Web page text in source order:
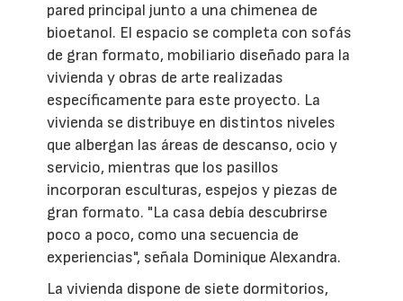
pared principal junto a una chimenea de
bioetanol. El espacio se completa con sofás
de gran formato, mobiliario diseñado para la
vivienda y obras de arte realizadas
específicamente para este proyecto. La
vivienda se distribuye en distintos niveles
que albergan las áreas de descanso, ocio y
servicio, mientras que los pasillos
incorporan esculturas, espejos y piezas de
gran formato. "La casa debía descubrirse
poco a poco, como una secuencia de
experiencias", señala Dominique Alexandra.
La vivienda dispone de siete dormitorios,